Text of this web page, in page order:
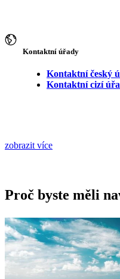
Kontaktní úřady
Kontaktní český
Kontaktní cizí
zobrazit více
Proč byste měli